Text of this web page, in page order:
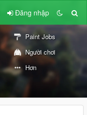
Đăng nhập
Paint Jobs
Người chơi
Hơn